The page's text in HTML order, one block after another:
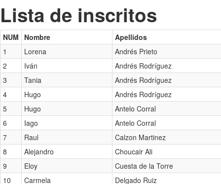
Lista de inscritos
NUM Nombre Apellidos
1 Lorena
Andrés Prieto
2
Iván
Andrés Rodríguez
3
Tania
Andrés Rodríguez
4
Hugo
Andrés Rodríguez
5
Hugo
Antelo Corral
6
Iago
Antelo Corral
7
Raul
Calzon Martinez
8
Alejandro
Choucair Ali
9
Eloy
Cuesta de la Torre
10
Carmela
Delgado Ruiz